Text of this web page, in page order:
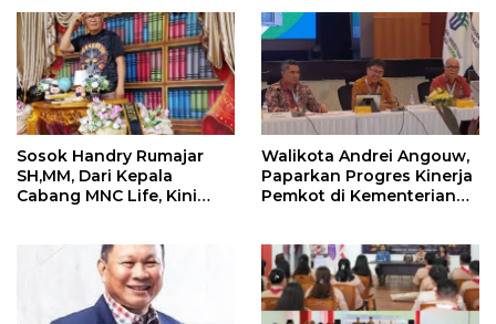
Sosok Handry Rumajar
SH,MM, Dari Kepala
Cabang MNC Life, Kini
Walikota Andrei Angouw,
Paparkan Progres Kinerja
Pemkot di Kementerian